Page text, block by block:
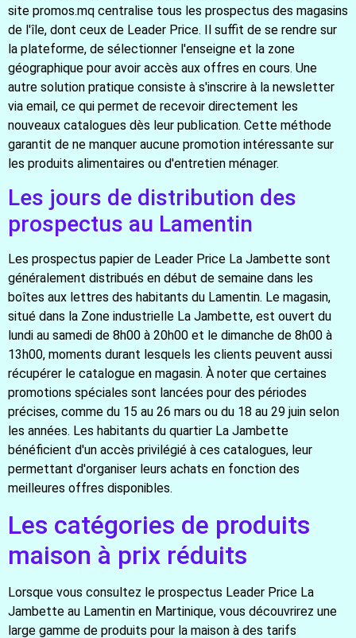
site promos.mq centralise tous les prospectus des magasins
de l'île, dont ceux de Leader Price. Il suffit de se rendre sur
la plateforme, de sélectionner l'enseigne et la zone
géographique pour avoir accès aux offres en cours. Une
autre solution pratique consiste à s'inscrire à la newsletter
via email, ce qui permet de recevoir directement les
nouveaux catalogues dès leur publication. Cette méthode
garantit de ne manquer aucune promotion intéressante sur
les produits alimentaires ou d'entretien ménager.
Les jours de distribution des
prospectus au Lamentin
Les prospectus papier de Leader Price La Jambette sont
généralement distribués en début de semaine dans les
boîtes aux lettres des habitants du Lamentin. Le magasin,
situé dans la Zone industrielle La Jambette, est ouvert du
lundi au samedi de 8h00 à 20h00 et le dimanche de 8h00 à
13h00, moments durant lesquels les clients peuvent aussi
récupérer le catalogue en magasin. À noter que certaines
promotions spéciales sont lancées pour des périodes
précises, comme du 15 au 26 mars ou du 18 au 29 juin selon
les années. Les habitants du quartier La Jambette
bénéficient d'un accès privilégié à ces catalogues, leur
permettant d'organiser leurs achats en fonction des
meilleures offres disponibles.
Les catégories de produits
maison à prix réduits
Lorsque vous consultez le prospectus Leader Price La
Jambette au Lamentin en Martinique, vous découvrirez une
large gamme de produits pour la maison à des tarifs